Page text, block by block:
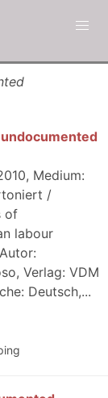
Medium:
/
of
labour
Verlag: VDM
Deutsch,...